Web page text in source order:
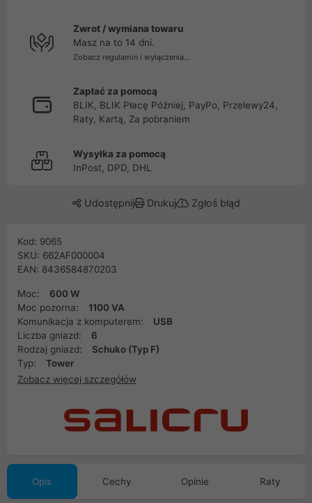
Zwrot / wymiana towaru
Masz na to 14 dni.
Zobacz regulamin i wyłączenia...
Zapłać za pomocą
BLIK, BLIK Płacę Później, PayPo, Przelewy24,
Raty, Kartą, Za pobraniem
Wysyłka za pomocą
InPost, DPD, DHL
Udostępnij Drukuj Zgłoś błąd
Kod: 9065
SKU: 662AF000004
EAN: 8436584870203
Moc:
600 W
Moc pozorna:
1100 VA
Komunikacja z komputerem:
USB
Liczba gniazd:
6
Rodzaj gniazd:
Schuko (Typ F)
Typ:
Tower
Zobacz więcej szczegółów
Opis Cechy Opinie Raty